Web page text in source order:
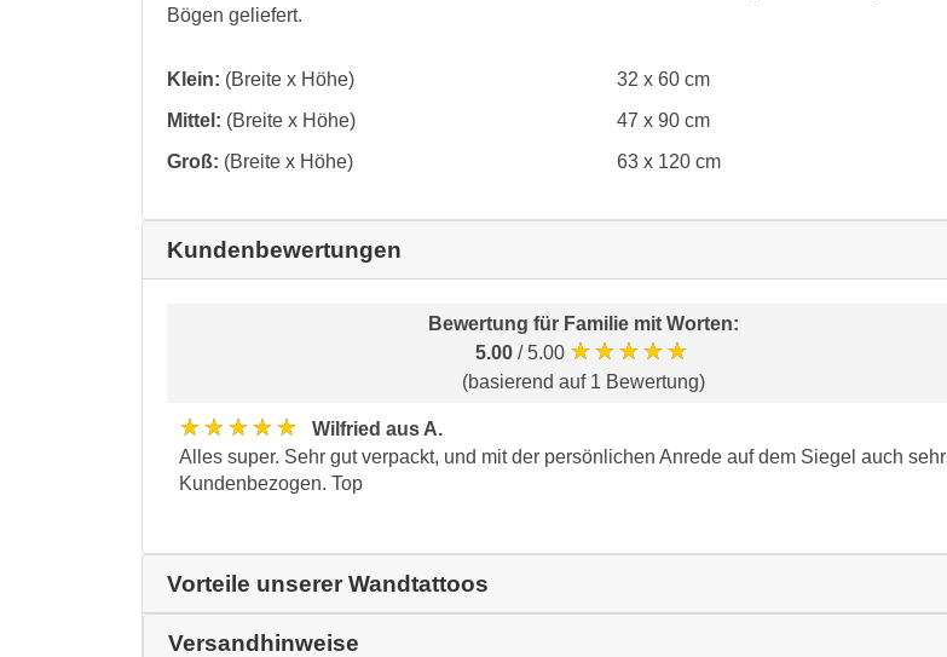
Bögen geliefert.
Klein: (Breite x Höhe)
32 x 60 cm
Mittel: (Breite x Höhe)
47 x 90 cm
Groß: (Breite x Höhe) 63 x 120 cm
Kundenbewertungen
Bewertung für Familie mit Worten:
5.00 / 5.00 ★★★★★
(basierend auf 1 Bewertung)
★★★★★
Wilfried aus A.
Alles super. Sehr gut verpackt, und mit der persönlichen Anrede auf dem Siegel auch sehr
Kundenbezogen. Top
Vorteile unserer Wandtattoos
Versandhinweise